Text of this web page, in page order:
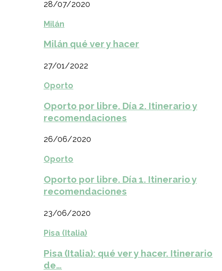
28/07/2020
Milán
Milán qué ver y hacer
27/01/2022
Oporto
Oporto por libre. Día 2. Itinerario y
recomendaciones
26/06/2020
Oporto
Oporto por libre. Día 1. Itinerario y
recomendaciones
23/06/2020
Pisa (Italia)
Pisa (Italia): qué ver y hacer. Itinerario
de…